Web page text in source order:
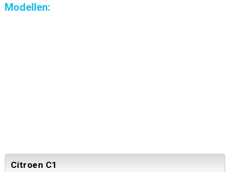
Modellen:
Citroen C1